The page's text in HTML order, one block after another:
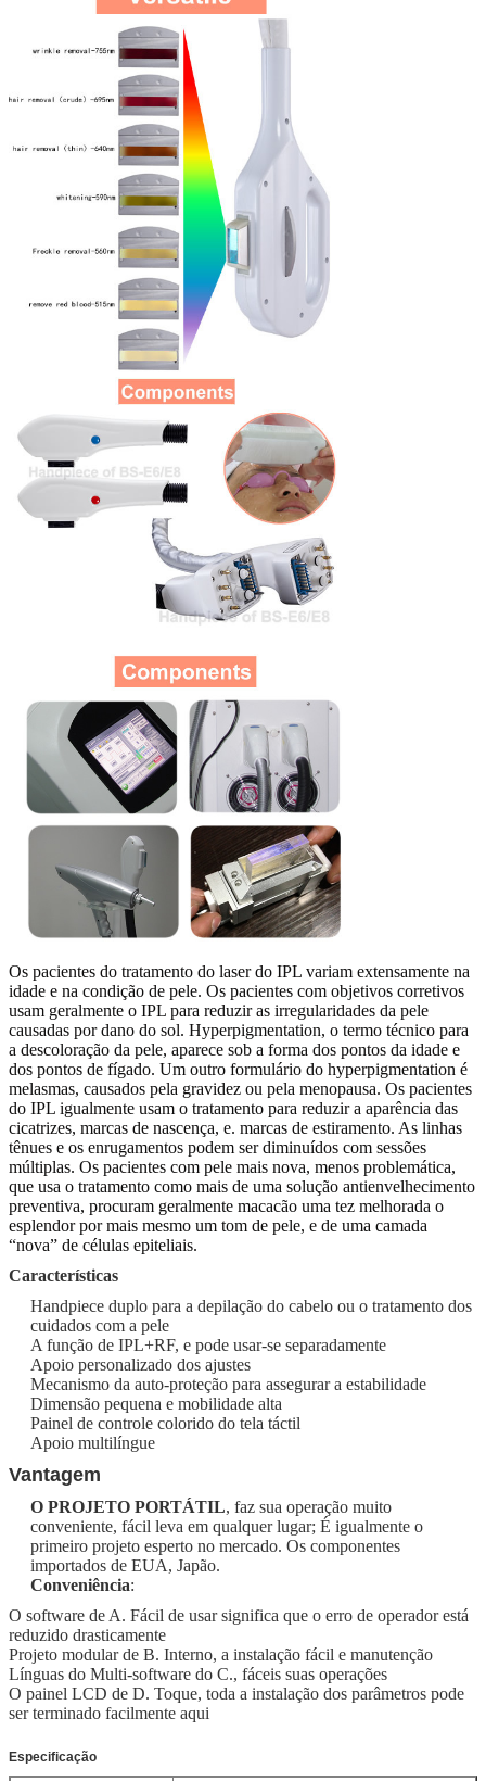
Os pacientes do tratamento do laser do IPL variam extensamente na
idade e na condição de pele. Os pacientes com objetivos corretivos
usam geralmente o IPL para reduzir as irregularidades da pele
causadas por dano do sol. Hyperpigmentation, o termo técnico para
a descoloração da pele, aparece sob a forma dos pontos da idade e
dos pontos de fígado. Um outro formulário do hyperpigmentation é
melasmas, causados pela gravidez ou pela menopausa. Os pacientes
do IPL igualmente usam o tratamento para reduzir a aparência das
cicatrizes, marcas de nascença, e. marcas de estiramento. As linhas
tênues e os enrugamentos podem ser diminuídos com sessões
múltiplas. Os pacientes com pele mais nova, menos problemática,
que usa o tratamento como mais de uma solução antienvelhecimento
preventiva, procuram geralmente macacão uma tez melhorada o
esplendor por mais mesmo um tom de pele, e de uma camada
“nova” de células epiteliais.
Características
Handpiece duplo para a depilação do cabelo ou o tratamento dos
cuidados com a pele
A função de IPL+RF, e pode usar-se separadamente
Apoio personalizado dos ajustes
Mecanismo da auto-proteção para assegurar a estabilidade
Dimensão pequena e mobilidade alta
Painel de controle colorido do tela táctil
Apoio multilíngue
Vantagem
O PROJETO PORTÁTIL, faz sua operação muito
conveniente, fácil leva em qualquer lugar; É igualmente o
primeiro projeto esperto no mercado. Os componentes
importados de EUA, Japão.
Conveniência:
O software de A. Fácil de usar significa que o erro de operador está
reduzido drasticamente
Projeto modular de B. Interno, a instalação fácil e manutenção
Línguas do Multi-software do C., fáceis suas operações
O painel LCD de D. Toque, toda a instalação dos parâmetros pode
ser terminado facilmente aqui
Especificação